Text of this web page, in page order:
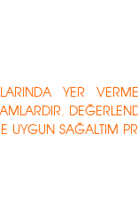
YER
SAĞALTIM